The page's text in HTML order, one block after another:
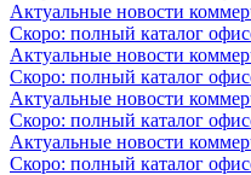
Актуальные новости
Скоро: полный каталог
Актуальные новости
Скоро: полный каталог
Актуальные новости
Скоро: полный каталог
Актуальные новости
Скоро: полный каталог